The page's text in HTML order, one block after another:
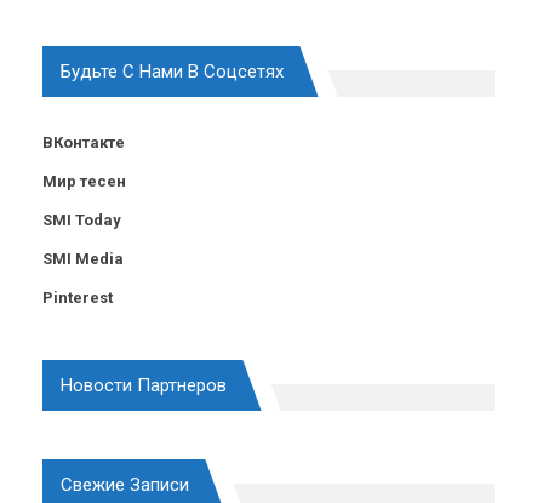
Будьте С Нами В Соцсетях
ВКонтакте
Мир тесен
SMI Today
SMI Media
Pinterest
Новости Партнеров
Свежие Записи